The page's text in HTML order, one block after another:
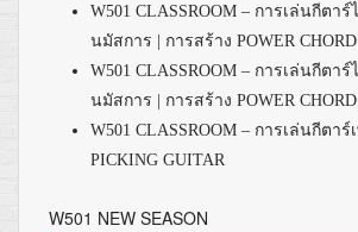
W501 CLASSROOM – การเล่นกีตา
นมัสการ | การสร้าง POWER
W501 CLASSROOM – การเล่นกีตา
นมัสการ | การสร้าง POWER
W501 CLASSROOM – การเล่นกีตาร์
PICKING GUITAR
W501 NEW SEASON